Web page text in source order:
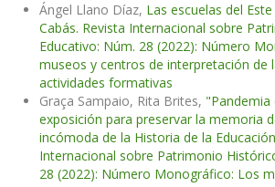
Ángel Llano Díaz, Las escuelas del
Cabás. Revista Internacional sobre
Educativo: Núm. 28 (2022): Número
museos y centros de interpretación de
actividades formativas
Graça Sampaio, Rita Brites, "Pandemia
exposición para preservar la memoria
incómoda de la Historia de la Educación
Internacional sobre Patrimonio
28 (2022): Número Monográfico: Los